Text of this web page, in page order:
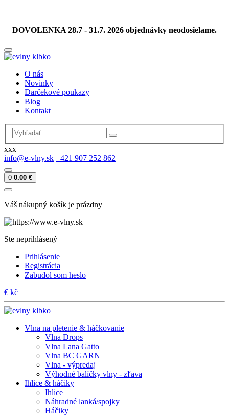
DOVOLENKA 28.7 - 31.7. 2026 objednávky neodosielame.
O nás
Novinky
Darčekové poukazy
Blog
Kontakt
xxx
info@e-vlny.sk +421 907 252 862
0 0.00 €
Váš nákupný košík je prázdny
Ste neprihlásený
Prihlásenie
Registrácia
Zabudol som heslo
€ kč
Vlna na pletenie & háčkovanie
Vlna Drops
Vlna Lana Gatto
Vlna BC GARN
Vlna - výpredaj
Výhodné balíčky vlny - zľava
Ihlice & háčiky
Ihlice
Náhradné lanká/spojky
Háčiky